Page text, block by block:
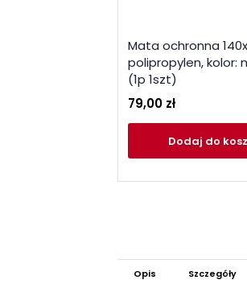
Mata ochronna
polipropylen, kolor:
(1p 1szt)
79,00 zł
Dodaj do
Opis Szczegóły